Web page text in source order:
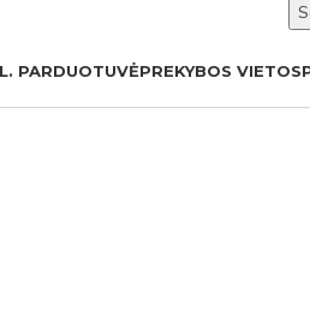
PARDUOTUVĖPREKYBOS VIETOS